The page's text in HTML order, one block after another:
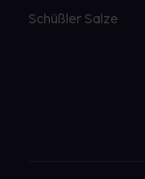
Schüßler Salze